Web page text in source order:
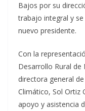
Bajos por su
trabajo integral y
nuevo presidente.
Con la
Desarrollo Rural de
directora general
Climático, Sol Ortiz
apoyo y asistencia